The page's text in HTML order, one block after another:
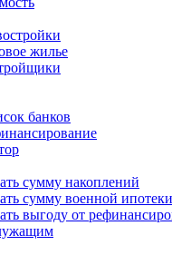
жилье
банков
сумму накоплений
сумму военной ипотеки
выгоду от